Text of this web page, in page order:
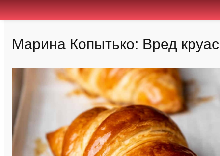
Марина Копытько: Вред